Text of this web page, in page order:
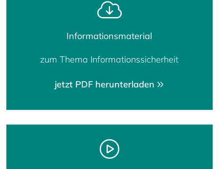
Informationsmaterial
zum Thema Informationssicherheit
jetzt PDF herunterladen